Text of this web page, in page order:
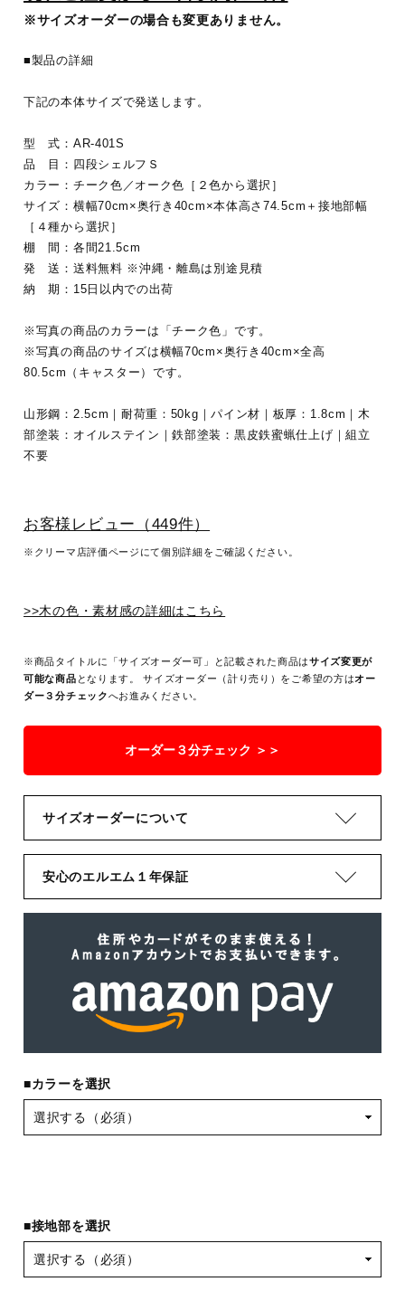
※サイズオーダーの場合も変更ありません。
■製品の詳細
下記の本体サイズで発送します。
型 式：AR-401S
品 目：四段シェルフＳ
カラー：チーク色／オーク色［２色から選択］
サイズ：横幅70cm×奥行き40cm×本体高さ74.5cm＋接地部幅
［４種から選択］
棚 間：各間21.5cm
発 送：送料無料 ※沖縄・離島は別途見積
納 期：15日以内での出荷
※写真の商品のカラーは「チーク色」です。
※写真の商品のサイズは横幅70cm×奥行き40cm×全高
80.5cm（キャスター）です。
山形鋼：2.5cm｜耐荷重：50kg｜パイン材｜板厚：1.8cm｜木
部塗装：オイルステイン｜鉄部塗装：黒皮鉄蜜蝋仕上げ｜組立
不要
お客様レビュー（449件）
※クリーマ店評価ページにて個別詳細をご確認ください。
>>木の色・素材感の詳細はこちら
※商品タイトルに「サイズオーダー可」と記載された商品はサイズ変更が
可能な商品 となります。 サイズオーダー（計り売り）をご希望の方はオー
ダー３分チェックへお進みください。
オーダー３分チェック ＞＞
サイズオーダーについて
安心のエルエム１年保証
■カラーを選択
■接地部を選択